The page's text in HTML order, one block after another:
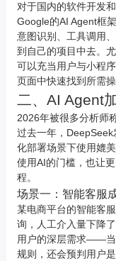
对于国内的软件开发
Google的AI Agent框
意图识别、工具调用
到自己的项目中去。
可以充当用户与小程序
页面中快速找到所需操
二、AI Agent
2026年被很多分析师
过去一年，
化部署场景下使用媲
使用AI的门槛，也让
程。
场景一：智能客服
某电商平台的智能客
询，人工介入量下降
用户的深层需求——当
规则，还会预判用户